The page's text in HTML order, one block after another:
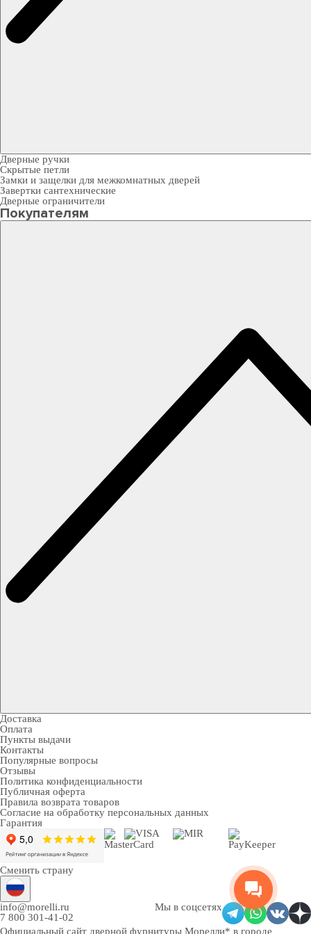
Дверные ручки
Скрытые петли
Замки и защелки для межкомнатных дверей
Завертки сантехнические
Дверные ограничители
Покупателям
Доставка
Оплата
Пункты выдачи
Контакты
Популярные вопросы
Отзывы
Политика конфиденциальности
Публичная оферта
Правила возврата товаров
Согласие на обработку персональных данных
Гарантия
Сменить страну
info@morelli.ru
7 800 301-41-02
Мы в соцсетях
Официальный сайт дверной фурнитуры Морелли* в городе